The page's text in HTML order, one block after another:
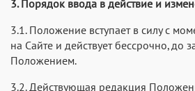
3. Порядок ввода в действие и
3.1. Положение вступает в силу с
на Сайте и действует бессрочно, до
Положением.
3.2. Действующая редакция